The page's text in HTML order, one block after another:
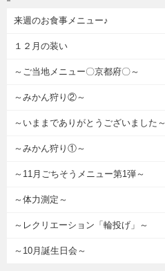
来週のお食事メニュー♪
１２月の装い
～ご当地メニュー〇京都府〇～
～みかん狩り②～
～いままでありがとうございました～
～みかん狩り①～
～11月ごちそうメニュー第1弾～
～体力測定～
～レクリエーション「輪投げ」～
～10月誕生日会～